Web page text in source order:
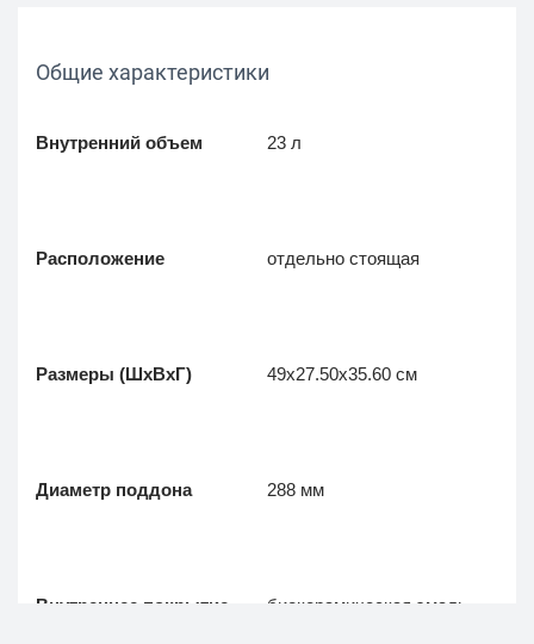
Общие характеристики
Внутренний объем 23 л
Расположение отдельно стоящая
Размеры (ШхВхГ) 49x27.50x35.60 см
Диаметр поддона 288 мм
Внутреннее покрытие
биокерамическая эмаль